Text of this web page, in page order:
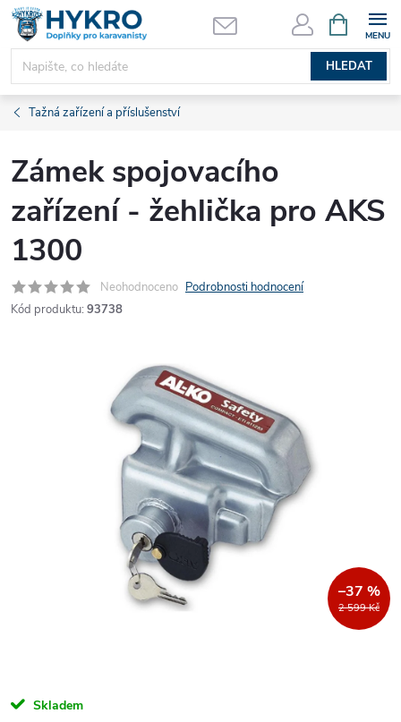
Přejít
obsah
HLEDAT
NÁKUPNÍ
KOŠÍK
Tažná zařízení a příslušenství
Zámek spojovacího
zařízení - žehlička pro AKS
1300
Neohodnoceno Podrobnosti hodnocení
Kód produktu: 93738
2 599 Kč
–37 %
Skladem